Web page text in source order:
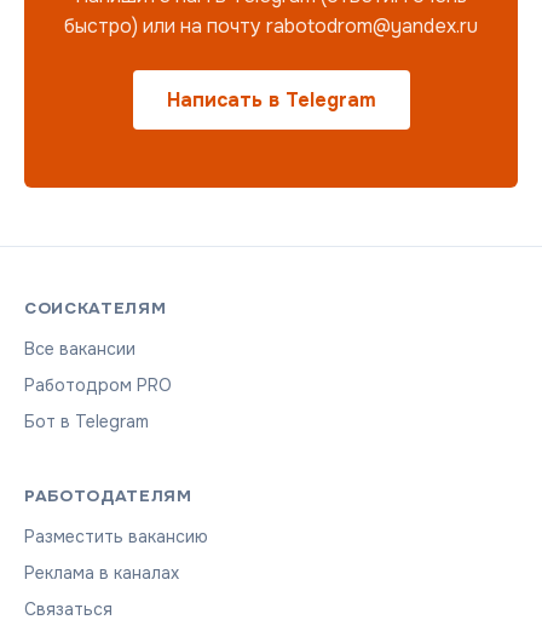
быстро) или на почту rabotodrom@yandex.ru
Написать в Telegram
СОИСКАТЕЛЯМ
Все вакансии
Работодром PRO
Бот в Telegram
РАБОТОДАТЕЛЯМ
Разместить вакансию
Реклама в каналах
Связаться